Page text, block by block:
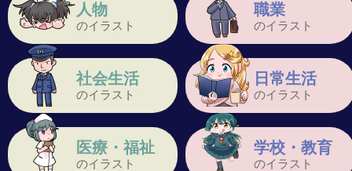
人物
のイラスト
職業
のイラスト
社会生活
のイラスト
日常生活
のイラスト
医療・福祉
のイラスト
学校・教育
のイラスト